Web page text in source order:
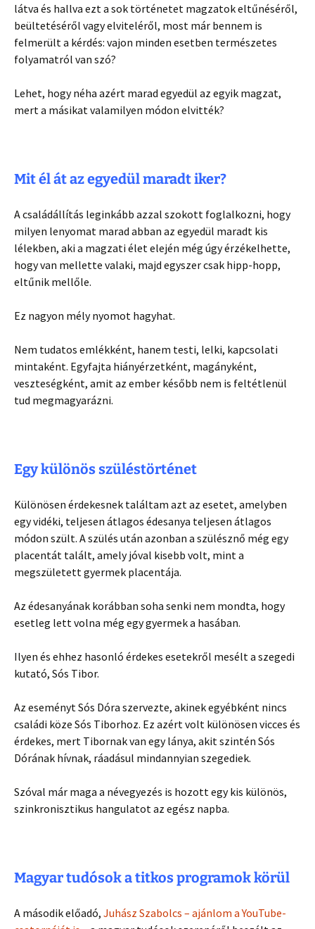
látva és hallva ezt a sok történetet magzatok eltűnéséről,
beültetéséről vagy elviteléről, most már bennem is
felmerült a kérdés: vajon minden esetben természetes
folyamatról van szó?
Lehet, hogy néha azért marad egyedül az egyik magzat,
mert a másikat valamilyen módon elvitték?
Mit él át az egyedül maradt iker?
A családállítás leginkább azzal szokott foglalkozni, hogy
milyen lenyomat marad abban az egyedül maradt kis
lélekben, aki a magzati élet elején még úgy érzékelhette,
hogy van mellette valaki, majd egyszer csak hipp-hopp,
eltűnik mellőle.
Ez nagyon mély nyomot hagyhat.
Nem tudatos emlékként, hanem testi, lelki, kapcsolati
mintaként. Egyfajta hiányérzetként, magányként,
veszteségként, amit az ember később nem is feltétlenül
tud megmagyarázni.
Egy különös szüléstörténet
Különösen érdekesnek találtam azt az esetet, amelyben
egy vidéki, teljesen átlagos édesanya teljesen átlagos
módon szült. A szülés után azonban a szülésznő még egy
placentát talált, amely jóval kisebb volt, mint a
megszületett gyermek placentája.
Az édesanyának korábban soha senki nem mondta, hogy
esetleg lett volna még egy gyermek a hasában.
Ilyen és ehhez hasonló érdekes esetekről mesélt a szegedi
kutató, Sós Tibor.
Az eseményt Sós Dóra szervezte, akinek egyébként nincs
családi köze Sós Tiborhoz. Ez azért volt különösen vicces és
érdekes, mert Tibornak van egy lánya, akit szintén Sós
Dórának hívnak, ráadásul mindannyian szegediek.
Szóval már maga a névegyezés is hozott egy kis különös,
szinkronisztikus hangulatot az egész napba.
Magyar tudósok a titkos programok körül
A második előadó, Juhász Szabolcs – ajánlom a YouTube-